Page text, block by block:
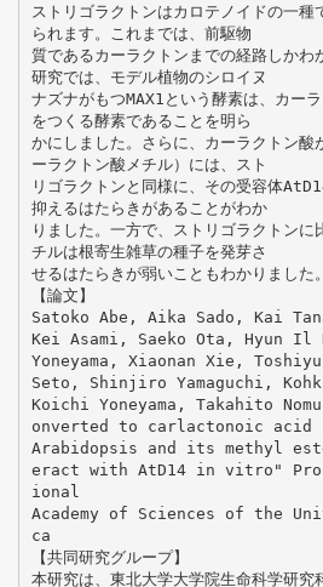
ストリゴラクトンはカロテノイドの一種
られます。これまでは、前駆物
質であるカーラクトンまでの経路しかわ
研究では、モデル植物のシロイヌ
ナズナがもつMAX1という酵素は、カー
をつくる酵素であることを明ら
かにしました。さらに、カーラクトン酸
ーラクトン酸メチル）には、スト
リゴラクトンと同様に、その受容体
抑えるはたらきがあることがわか
りました。一方で、ストリゴラクトンに
チルは根寄生雑草の種子を発芽さ
せるはたらきが弱いこともわかりました。
【論文】
Satoko Abe, Aika Sado, Kai
Kei Asami, Saeko Ota, Hyun Il
Yoneyama, Xiaonan Xie,
Seto, Shinjiro Yamaguchi,
Koichi Yoneyama, Takahito
onverted to carlactonoic acid
Arabidopsis and its methyl
eract with AtD14 in vitro"
ional
Academy of Sciences of the
ca
【共同研究グループ】
本研究は、東北大学大学院生命科学研究